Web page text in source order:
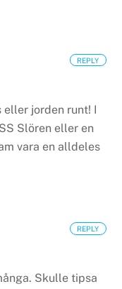
jorden runt! I
Slören eller en
vara en alldeles
REPLY
Skulle tipsa
REPLY